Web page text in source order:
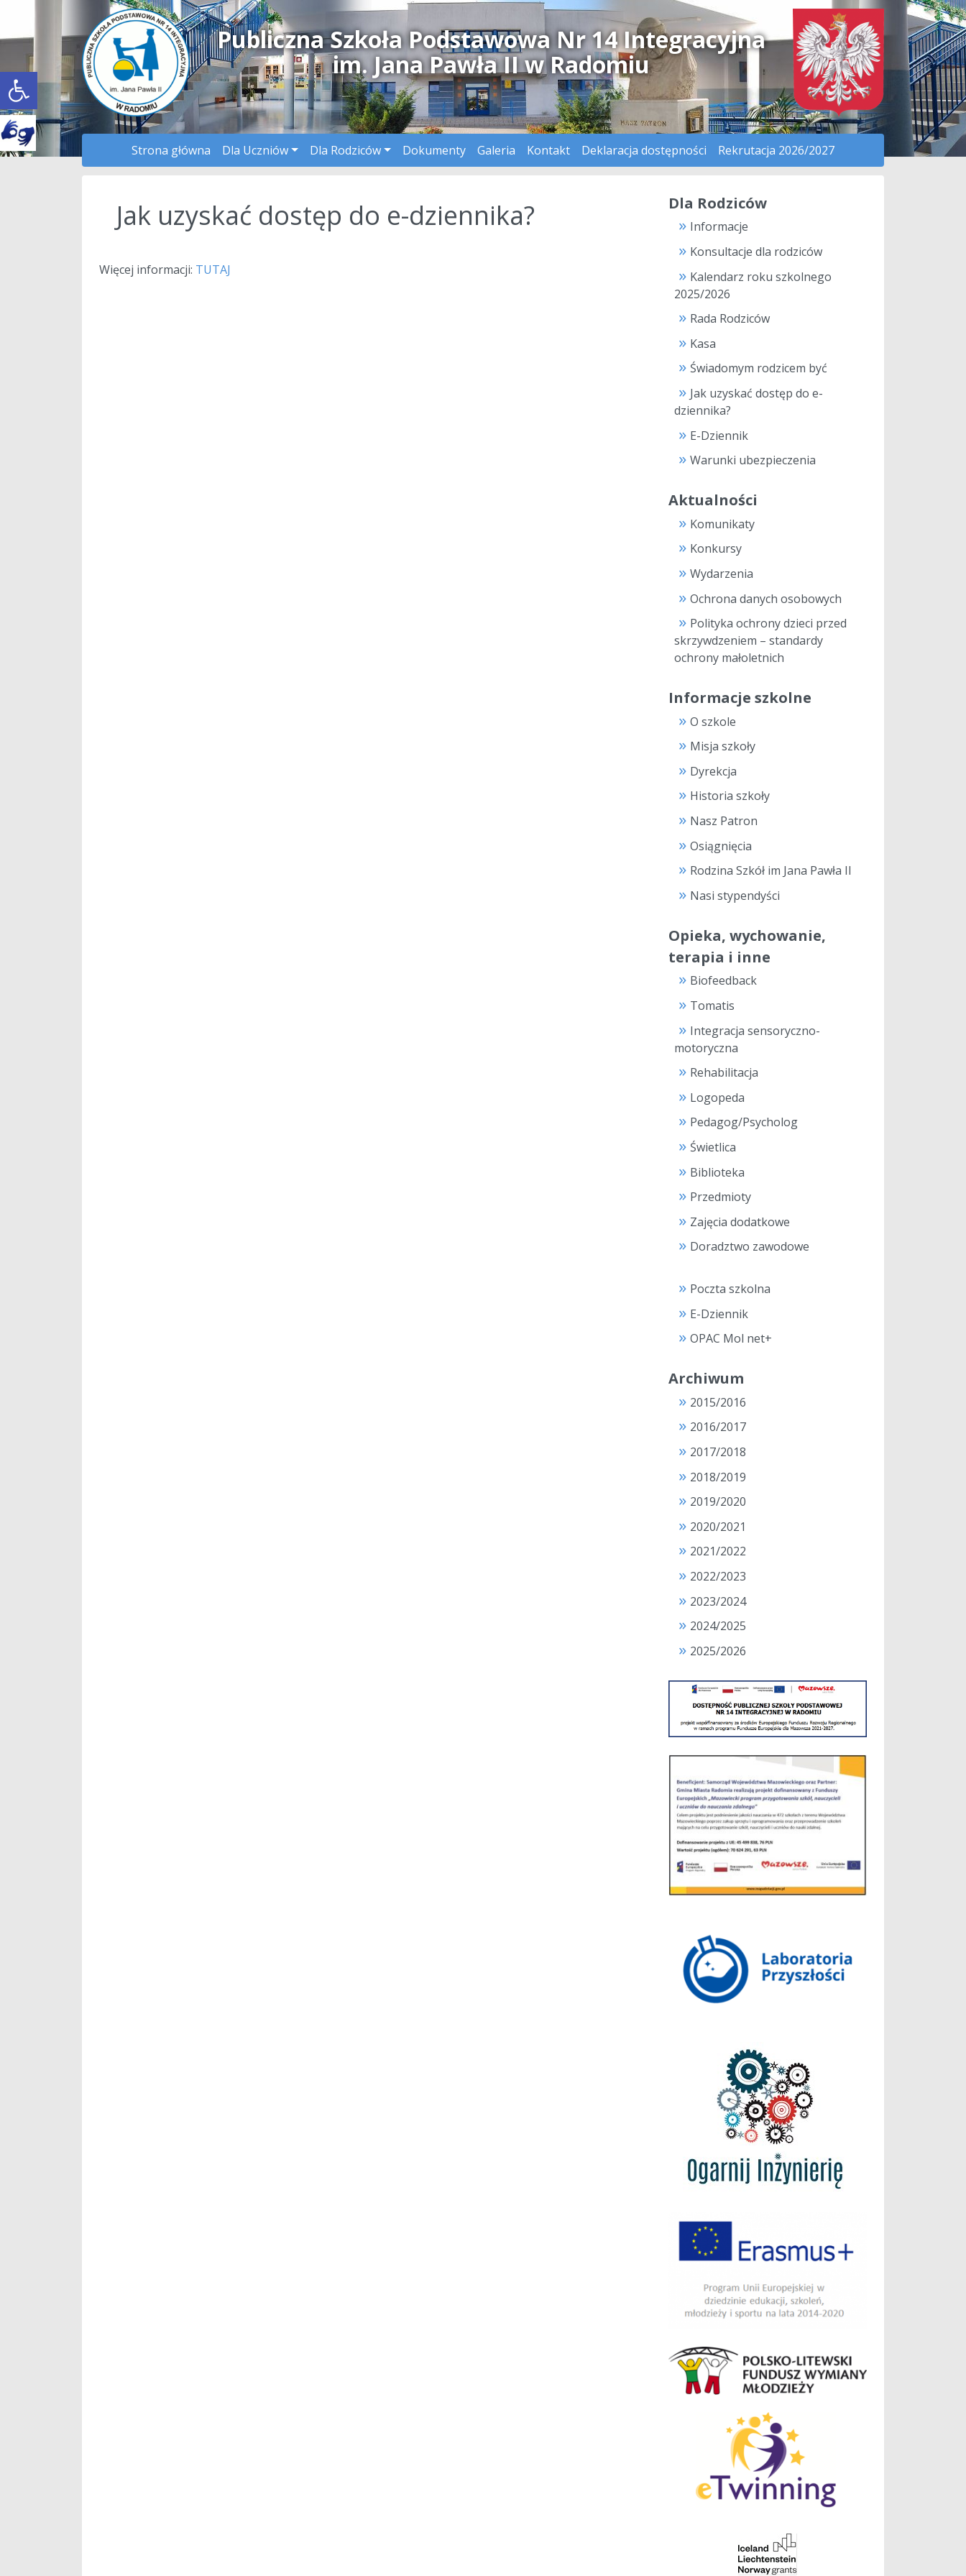
Open toolbar
Publiczna Szkoła Podstawowa Nr 14 Integracyjna
im. Jana Pawła II w Radomiu
Strona główna Dla Uczniów Dla Rodziców Dokumenty Galeria Kontakt Deklaracja dostępności Rekrutacja 2026/2027
Jak uzyskać dostęp do e-dziennika?
Więcej informacji: TUTAJ
Dla Rodziców
Informacje
Konsultacje dla rodziców
Kalendarz roku szkolnego
2025/2026
Rada Rodziców
Kasa
Świadomym rodzicem być
Jak uzyskać dostęp do e-
dziennika?
E-Dziennik
Warunki ubezpieczenia
Aktualności
Komunikaty
Konkursy
Wydarzenia
Ochrona danych osobowych
Polityka ochrony dzieci przed
skrzywdzeniem – standardy
ochrony małoletnich
Informacje szkolne
O szkole
Misja szkoły
Dyrekcja
Historia szkoły
Nasz Patron
Osiągnięcia
Rodzina Szkół im Jana Pawła II
Nasi stypendyści
Opieka, wychowanie,
terapia i inne
Biofeedback
Tomatis
Integracja sensoryczno-
motoryczna
Rehabilitacja
Logopeda
Pedagog/Psycholog
Świetlica
Biblioteka
Przedmioty
Zajęcia dodatkowe
Doradztwo zawodowe
Poczta szkolna
E-Dziennik
OPAC Mol net+
Archiwum
2015/2016
2016/2017
2017/2018
2018/2019
2019/2020
2020/2021
2021/2022
2022/2023
2023/2024
2024/2025
2025/2026